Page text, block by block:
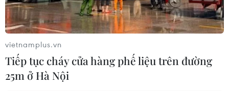
ASIAD 19: Hàn Quốc thể hiện vị thế hàng
đầu ở môn Thể thao điện tử
29/09/2023 03:15
Việc đưa eSports vào tranh huy chương ở ASIAD là cơ
vietnamplus.vn
Tiếp tục cháy cửa hàng phế liệu trên đường
25m ở Hà Nội